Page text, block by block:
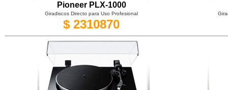
Pioneer PLX-1000
Giradiscos Directo para Uso Profesional
$ 2310870